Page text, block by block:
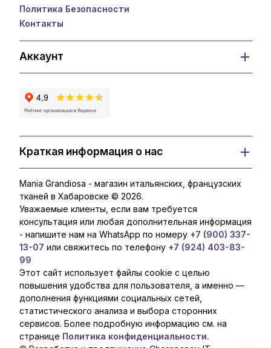
Политика Безопасности
Контакты
Аккаунт
Краткая информация о нас
Mania Grandiosa - магазин итальянских, французских
тканей в Хабаровске © 2026.
Уважаемые клиенты, если вам требуется
консультация или любая дополнительная информация
- напишите нам на WhatsApp по номеру +7 (900) 337-
13-07 или свяжитесь по телефону +7 (924) 403-83-
99
Этот сайт использует файлы cookie с целью
повышения удобства для пользователя, а именно —
дополнения функциями социальных сетей,
статистического анализа и выбора сторонних
сервисов. Более подробную информацию см. на
странице Политика конфиденциальности.